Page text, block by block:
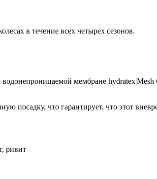
в течение всех четырех сезонов.
мембране hydratex|Mesh
что гарантирует, что этот
ривит